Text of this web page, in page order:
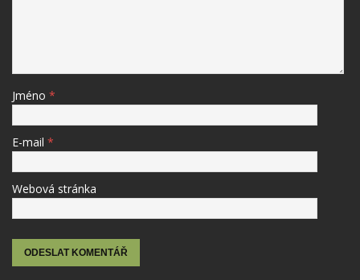
Jméno *
E-mail *
Webová stránka